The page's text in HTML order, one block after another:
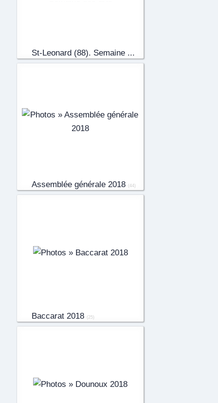
St-Leonard (88). Semaine ...
Assemblée générale 2018 (44)
Baccarat 2018 (25)